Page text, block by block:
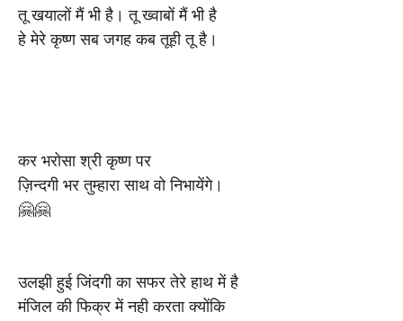
तू खयालों मैं भी है। तू ख्वाबों मैं भी है
हे मेरे कृष्ण सब जगह कब तूही तू है।
कर भरोसा श्री कृष्ण पर
ज़िन्दगी भर तुम्हारा साथ वो निभायेंगे।
🤗🤗
​उलझी हुई जिंदगी का सफर तेरे हाथ में है
​मंजिल की फिक्र में नही करता क्योंकि